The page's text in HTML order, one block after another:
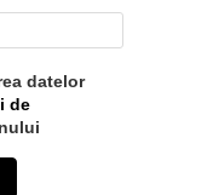
datelor
de